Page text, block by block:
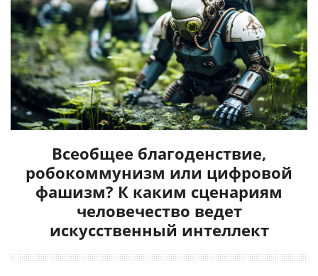
Всеобщее благоденствие,
робокоммунизм или цифровой
фашизм? К каким сценариям
человечество ведет
искусственный интеллект